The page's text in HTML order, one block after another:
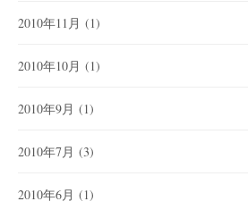
2010年11月 (1)
2010年10月 (1)
2010年9月 (1)
2010年7月 (3)
2010年6月 (1)